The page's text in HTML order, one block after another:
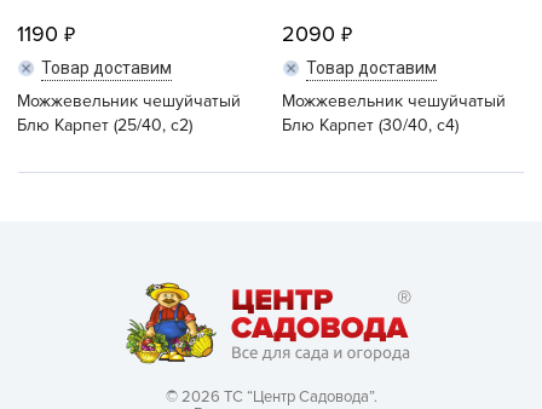
1190
Товар доставим
Можжевельник чешуйчатый
Блю Карпет (25/40, c2)
2090
Товар доставим
Можжевельник чешуйчатый
Блю Карпет (30/40, c4)
© 2026 ТС “Центр Садовода”.